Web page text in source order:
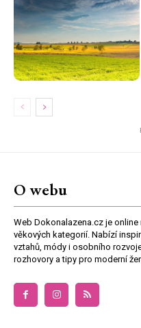
O webu
Web Dokonalazena.cz je online
věkových kategorií. Nabízí
vztahů, módy i osobního
rozhovory a tipy pro moderní